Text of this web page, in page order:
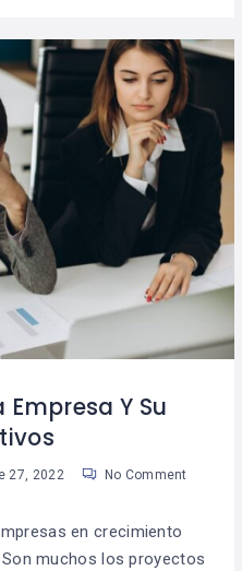
Empresa Y Su
27, 2022 No Comment
en crecimiento
muchos los proyectos